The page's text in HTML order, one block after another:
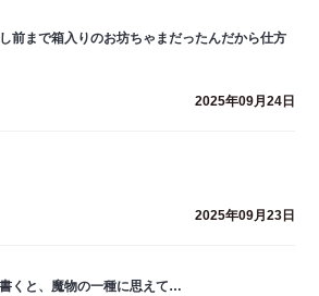
前まで箱入りのお坊ちゃまだったんだから仕方
2025年09月24日
2025年09月23日
くと、魔物の一種に思えて…